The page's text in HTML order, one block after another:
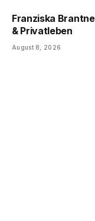
Franziska
& Privatleben
August 8, 2026